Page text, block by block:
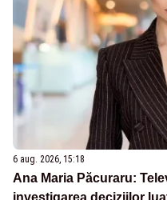
6 aug. 2026, 15:18
Ana Maria Păcuraru: